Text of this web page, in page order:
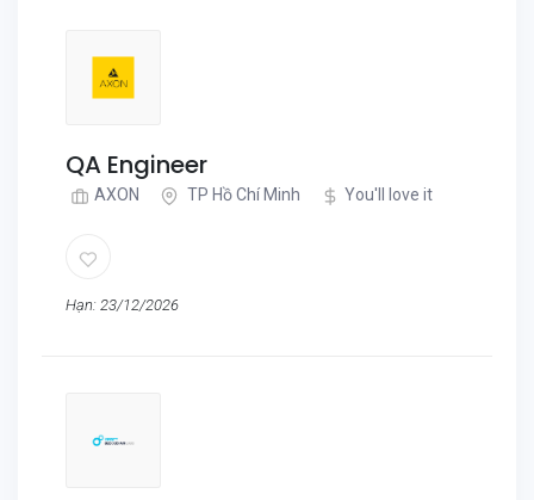
QA Engineer
AXON TP Hồ Chí Minh You'll love it
Hạn: 23/12/2026